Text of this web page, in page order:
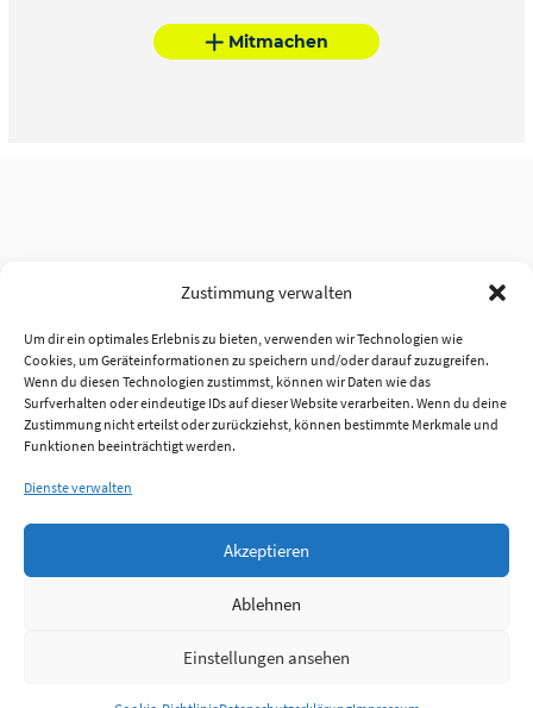
Zustimmung verwalten
Um dir ein optimales Erlebnis zu bieten, verwenden wir Technologien wie
Cookies, um Geräteinformationen zu speichern und/oder darauf zuzugreifen.
Wenn du diesen Technologien zustimmst, können wir Daten wie das
Surfverhalten oder eindeutige IDs auf dieser Website verarbeiten. Wenn du deine
Zustimmung nicht erteilst oder zurückziehst, können bestimmte Merkmale und
Funktionen beeinträchtigt werden.
Dienste verwalten
Akzeptieren
Ablehnen
Einstellungen ansehen
Mitmachen
Anmelden